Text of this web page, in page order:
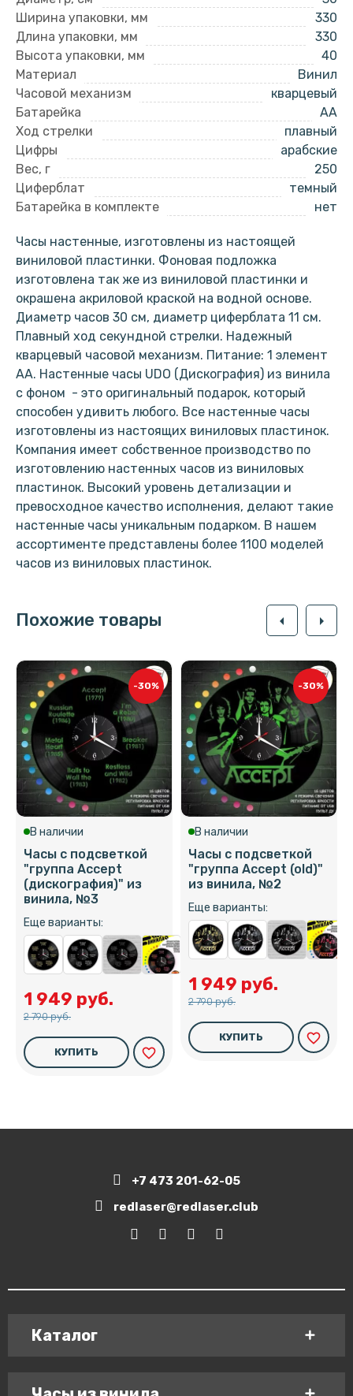
Ширина упаковки, мм
330
Длина упаковки, мм
330
Высота упаковки, мм
40
Материал
Винил
Часовой механизм
кварцевый
Батарейка
AA
Ход стрелки
плавный
Цифры
арабские
Вес, г
250
Циферблат
темный
Батарейка в комплекте
нет
Часы настенные, изготовлены из настоящей
виниловой пластинки. Фоновая подложка
изготовлена так же из виниловой пластинки и
окрашена акриловой краской на водной основе.
Диаметр часов 30 см, диаметр циферблата 11 см.
Плавный ход секундной стрелки. Надежный
кварцевый часовой механизм. Питание: 1 элемент
АА. Настенные часы UDO (Дискография) из винила
с фоном - это оригинальный подарок, который
способен удивить любого. Все настенные часы
изготовлены из настоящих виниловых пластинок.
Компания имеет собственное производство по
изготовлению настенных часов из виниловых
пластинок. Высокий уровень детализации и
превосходное качество исполнения, делают такие
настенные часы уникальным подарком. В нашем
ассортименте представлены более 1100 моделей
часов из виниловых пластинок.
Похожие товары arrow_left arrow_right
-30%
В наличии
Часы с подсветкой
"группа Accept
(дискография)" из
винила, №3
Еще варианты:
1 949 руб.
2 790 руб.
КУПИТЬ favorite_border
-30%
В наличии
Часы с подсветкой
"группа Accept (old)"
из винила, №2
Еще варианты:
1 949 руб.
2 790 руб.
КУПИТЬ favorite_border
+7 473 201-62-05
redlaser@redlaser.club
Каталог